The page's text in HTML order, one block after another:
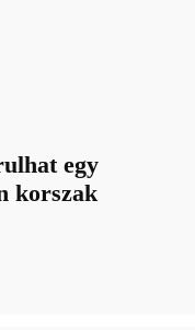
egy
korszak